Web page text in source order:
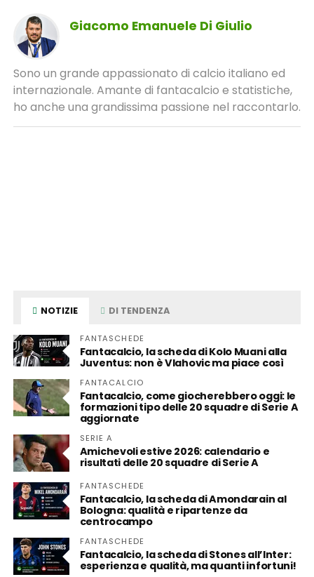
Giacomo Emanuele Di Giulio
Sono un grande appassionato di calcio italiano ed
internazionale. Amante di fantacalcio e statistiche,
ho anche una grandissima passione nel raccontarlo.
NOTIZIE DI TENDENZA
FANTASCHEDE
Fantacalcio, la scheda di Kolo Muani alla
Juventus: non è Vlahovic ma piace così
FANTACALCIO
Fantacalcio, come giocherebbero oggi: le
formazioni tipo delle 20 squadre di Serie A
aggiornate
SERIE A
Amichevoli estive 2026: calendario e
risultati delle 20 squadre di Serie A
FANTASCHEDE
Fantacalcio, la scheda di Amondarain al
Bologna: qualità e ripartenze da
centrocampo
FANTASCHEDE
Fantacalcio, la scheda di Stones all’Inter:
esperienza e qualità, ma quanti infortuni!